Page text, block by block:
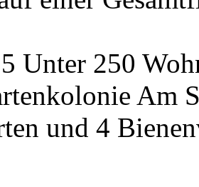
Unter 250
Am
und 4